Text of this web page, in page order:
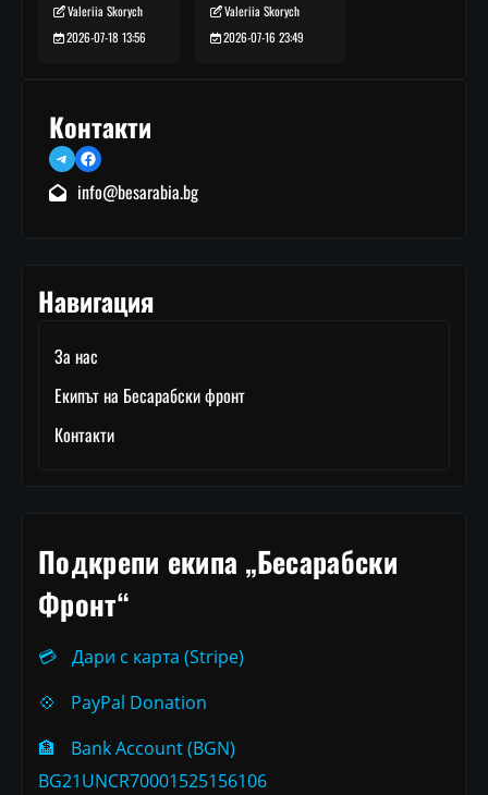
Valeriia Skorych
2026-07-18 13:56
Valeriia Skorych
2026-07-16 23:49
Контакти
TelegramFacebook
info@besarabia.bg
Навигация
За нас
Екипът на Бесарабски фронт
Контакти
Подкрепи екипа „Бесарабски
Фронт“
💳
Дари с карта (Stripe)
💠
PayPal Donation
🏦
Bank Account (BGN)
BG21UNCR70001525156106